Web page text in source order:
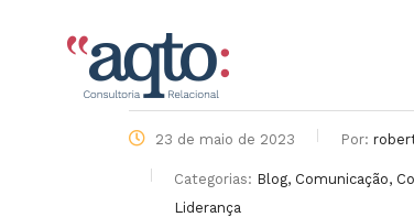
23 de maio de 2023 Por:
Categorias: Blog, Comunicação,
Liderança